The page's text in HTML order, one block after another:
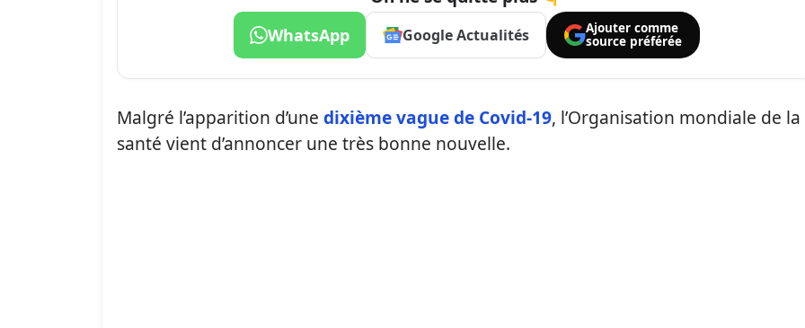
WhatsApp Google Actualités
Ajouter comme
source préférée
Malgré l’apparition d’une dixième vague de Covid-19, l’Organisation mondiale de la
santé vient d’annoncer une très bonne nouvelle.